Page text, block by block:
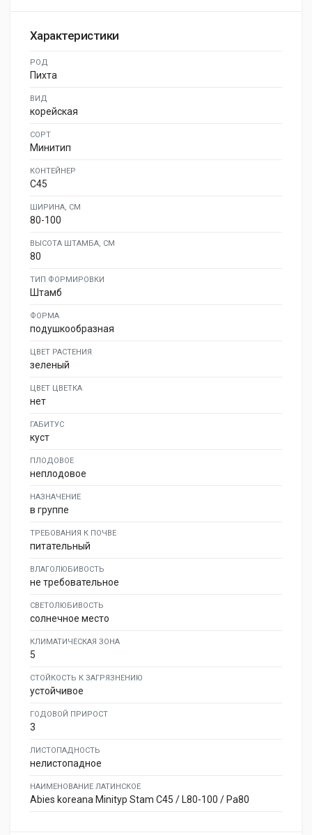
Характеристики
РОД
Пихта
ВИД
корейская
СОРТ
Минитип
КОНТЕЙНЕР
C45
ШИРИНА, СМ
80-100
ВЫСОТА ШТАМБА, СМ
80
ТИП ФОРМИРОВКИ
Штамб
ФОРМА
подушкообразная
ЦВЕТ РАСТЕНИЯ
зеленый
ЦВЕТ ЦВЕТКА
нет
ГАБИТУС
куст
ПЛОДОВОЕ
неплодовое
НАЗНАЧЕНИЕ
в группе
ТРЕБОВАНИЯ К ПОЧВЕ
питательный
ВЛАГОЛЮБИВОСТЬ
не требовательное
СВЕТОЛЮБИВОСТЬ
солнечное место
КЛИМАТИЧЕСКАЯ ЗОНА
5
СТОЙКОСТЬ К ЗАГРЯЗНЕНИЮ
устойчивое
ГОДОВОЙ ПРИРОСТ
3
ЛИСТОПАДНОСТЬ
нелистопадное
НАИМЕНОВАНИЕ ЛАТИНСКОЕ
Abies koreana Minityp Stam C45 / L80-100 / Pa80